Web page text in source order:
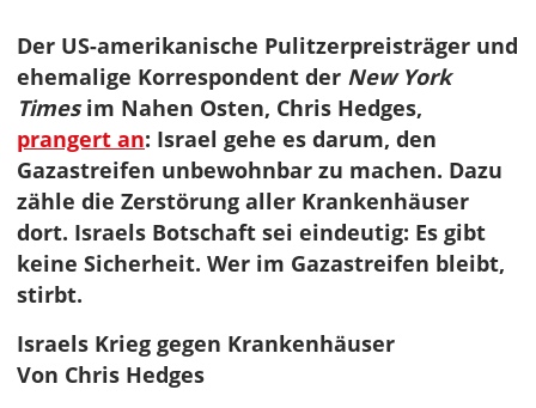
Der US-amerikanische Pulitzerpreisträger und
ehemalige Korrespondent der New York
Timesim Nahen Osten, Chris Hedges,
prangert an: Israel gehe es darum, den
Gazastreifen unbewohnbar zu machen. Dazu
zähle die Zerstörung aller Krankenhäuser
dort. Israels Botschaft sei eindeutig: Es gibt
keine Sicherheit. Wer im Gazastreifen bleibt,
stirbt.
Israels Krieg gegen Krankenhäuser
Von Chris Hedges